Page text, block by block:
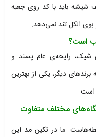
باید با کد روی جعبه
الکل تند نمی‌دهد.
شیک، رایحه‌ی عام‌ پسند و
دیگر، یکی از بهترین
است.
مختلف متفاوت
ما در تکین مداین